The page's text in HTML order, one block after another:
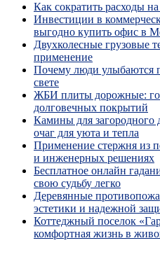
Как сократить расходы на
Инвестиции в
выгодно купить офис в
Двухколесные грузовые
применение
Почему люди улыбаются
свете
ЖБИ плиты дорожные:
долговечных покрытий
Камины для загородного
очаг для уюта и тепла
Применение стержня из
и инженерных решениях
Бесплатное онлайн
свою судьбу легко
Деревянные
эстетики и надежной
Коттеджный поселок
комфортная жизнь в